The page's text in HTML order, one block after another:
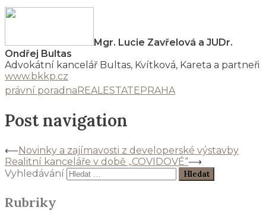
Mgr. Lucie Zavřelová a JUDr.
Ondřej Bultas
Advokátní kancelář Bultas, Kvítková, Kareta a partneři
www.bkkp.cz
právní poradnaREALESTATEPRAHA
Post navigation
⟵ Novinky a zajímavosti z developerské výstavby
Realitní kanceláře v době „COVIDOVÉ“⟶
Vyhledávání
Rubriky